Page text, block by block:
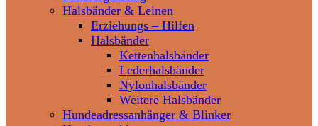
Halsbänder & Leinen
Erziehungs – Hilfen
Halsbänder
Kettenhalsbänder
Lederhalsbänder
Nylonhalsbänder
Weitere Halsbänder
Hundeadressanhänger & Blinker